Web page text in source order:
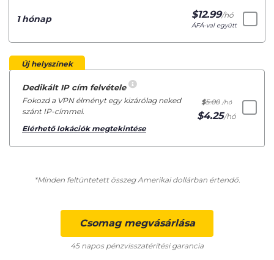
1 hónap $12.99/hó
ÁFÁ-val együtt
Új helyszínek
Dedikált IP cím felvétele
Fokozd a VPN élményt egy kizárólag neked
szánt IP-címmel.
Elérhető lokációk megtekintése
$5.00 /hó
$4.25/hó
*Minden feltüntetett összeg Amerikai dollárban értendő.
Csomag megvásárlása
45 napos pénzvisszatérítési garancia